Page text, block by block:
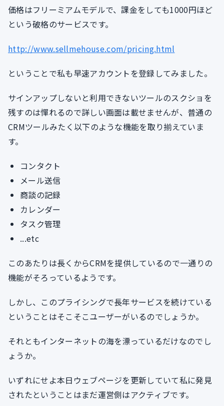
価格はフリーミアムモデルで、課金をしても1000円ほど
という破格のサービスです。
http://www.sellmehouse.com/pricing.html
ということで私も早速アカウントを登録してみました。
サインアップしないと利用できないツールのスクショを
残すのは憚れるので詳しい画面は載せませんが、普通の
CRMツールみたく以下のような機能を取り揃えていま
す。
コンタクト
メール送信
商談の記録
カレンダー
タスク管理
...etc
このあたりは長くからCRMを提供しているので一通りの
機能がそろっているようです。
しかし、このプライシングで長年サービスを続けている
ということはそこそこユーザーがいるのでしょうか。
それともインターネットの海を漂っているだけなのでし
ょうか。
いずれにせよ本日ウェブページを更新していて私に発見
されたということはまだ運営側はアクティブです。